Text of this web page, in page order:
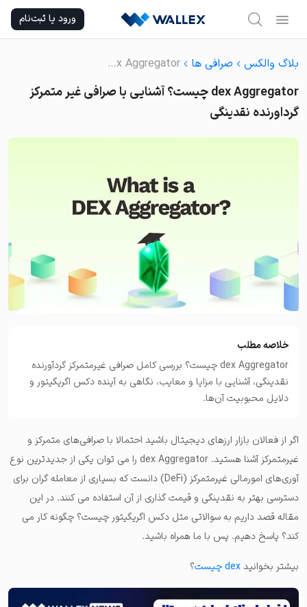
content
ورود یا ثبت‌نام
بلاگ والکس صرافی ها dex Aggregator چیست؟ آشنایی با صرافی غیر متمرکز گرداورنده نقدینگی
dex Aggregator چیست؟ آشنایی با صرافی غیر متمرکز
گرداورنده نقدینگی
خلاصه مطلب
dex Aggregator چیست؟ بررسی کامل صرافی غیرمتمرکز گردآورنده
نقدینگی، آشنایی با مزایا و معایب، نگاهی به آینده دکس اگریگیتور و
دلایل محبوبیت آن‌ها.
اگر از فعالان بازار ارزهای دیجیتال باشید احتمالا با صرافی‌های متمرکز و
غیرمتمرکز آشنا هستید. dex Aggregator را می توان
یکی از جدیدترین نوع
آوری‌های امورمالی غیرمتمرکز
(DeFi) دانست که بسیاری از معامله گران برای
دسترسی بهتر به نقدینگی و قیمت گذاری از آن استفاده می کنند. در این
مقاله قصد داریم به سوالاتی مثل دکس اگریگیتور چیست؟ چگونه کار می
کند؟ پاسخ دهیم. پس با ما همراه باشید.
بیشتر بخوانیدdex چیست ؟